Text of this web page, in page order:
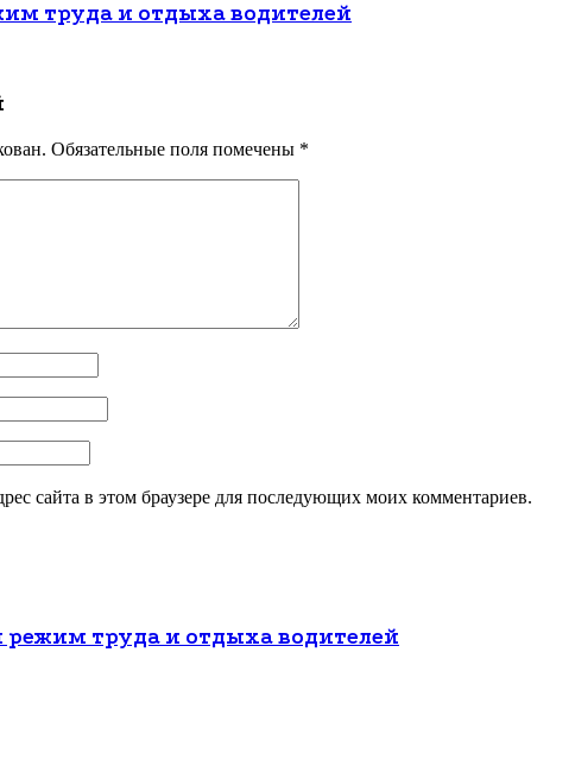
труда и отдыха водителей
Обязательные поля помечены *
сайта в этом браузере для последующих моих комментариев.
режим труда и отдыха водителей